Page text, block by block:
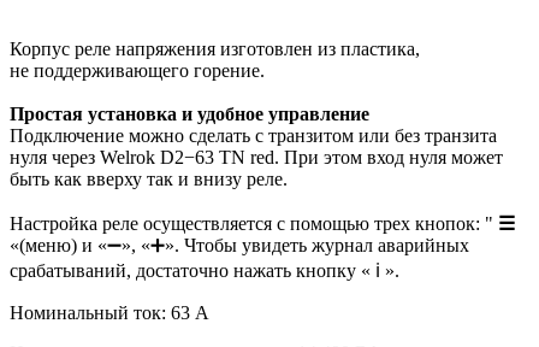
Корпус реле напряжения изготовлен из пластика,
не поддерживающего горение.
Простая установка и удобное управление
Подключение можно сделать с транзитом или без транзита
нуля через Welrok D2−63 TN red. При этом вход нуля может
быть как вверху так и внизу реле.
Настройка реле осуществляется с помощью трех кнопок: " ☰
«(меню) и «➖», «➕». Чтобы увидеть журнал аварийных
срабатываний, достаточно нажать кнопку « ℹ️ ».
Номинальный ток: 63 А